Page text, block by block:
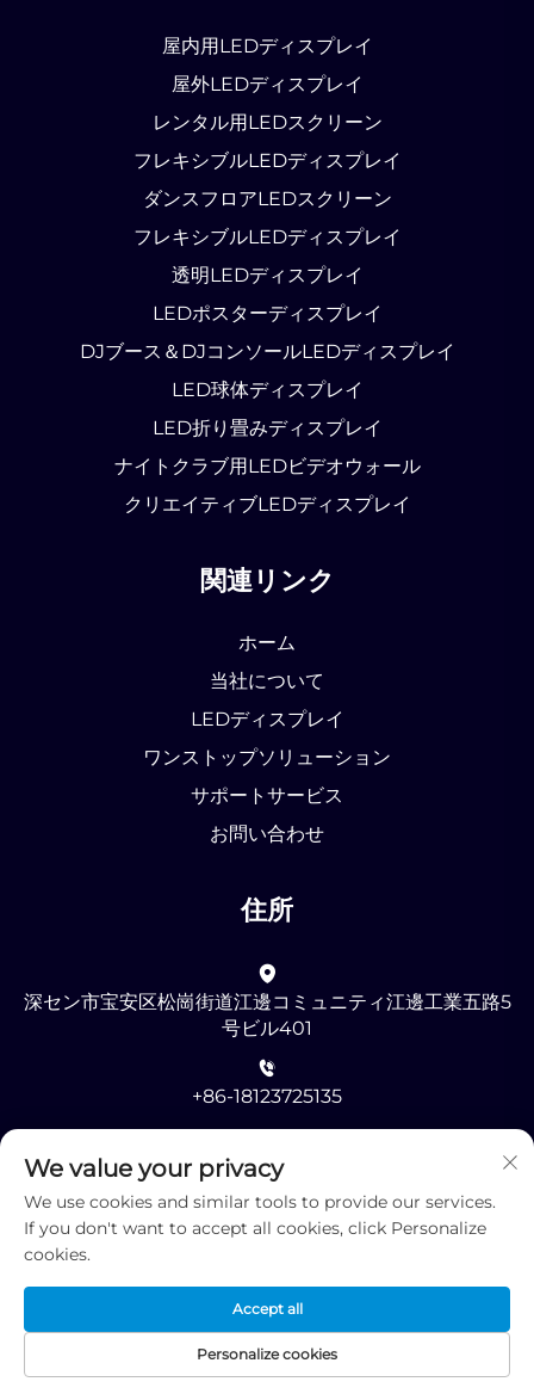
屋内用LEDディスプレイ
屋外LEDディスプレイ
レンタル用LEDスクリーン
フレキシブルLEDディスプレイ
ダンスフロアLEDスクリーン
フレキシブルLEDディスプレイ
透明LEDディスプレイ
LEDポスターディスプレイ
DJブース＆DJコンソールLEDディスプレイ
LED球体ディスプレイ
LED折り畳みディスプレイ
ナイトクラブ用LEDビデオウォール
クリエイティブLEDディスプレイ
関連リンク
ホーム
当社について
LEDディスプレイ
ワンストップソリューション
サポートサービス
お問い合わせ
住所
深セン市宝安区松崗街道江邊コミュニティ江邊工業五路5
号ビル401
+86-18123725135
[email protected]
著作権 © 2025 深センRMGオプトエレクトロニクス有限公司
プライバシーポリシー
We value your privacy
We use cookies and similar tools to provide our services.
If you don't want to accept all cookies, click Personalize
cookies.
Personalize cookies
Accept all